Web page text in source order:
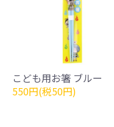
こども用お箸 ブルー
550円(税50円)